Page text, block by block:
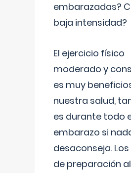
embarazadas?
baja intensidad?
El ejercicio físico
moderado y
es muy
nuestra salud,
es durante todo
embarazo si
desaconseja.
de preparación al